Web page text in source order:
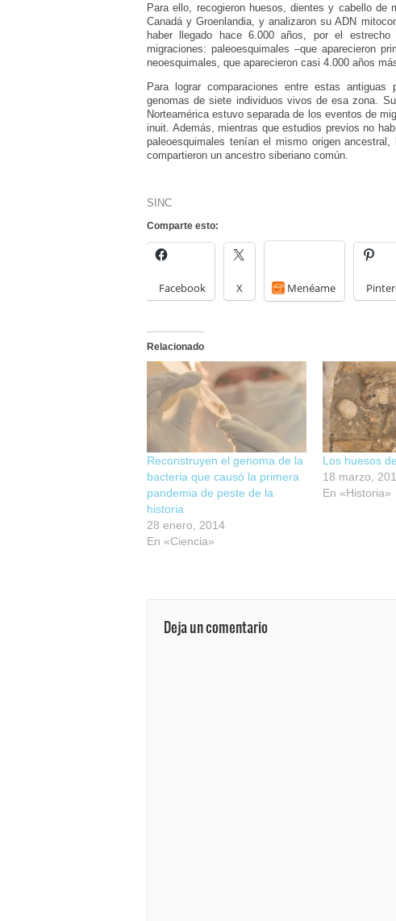
Para ello, recogieron huesos, dientes y cabello de
Canadá y Groenlandia, y analizaron su ADN
haber llegado hace 6.000 años, por el
migraciones: paleoesquimales –que aparecieron
neoesquimales, que aparecieron casi 4.000 años
Para lograr comparaciones entre estas
genomas de siete individuos vivos de esa zona.
Norteamérica estuvo separada de los eventos de
inuit. Además, mientras que estudios previos no
paleoesquimales tenían el mismo origen
compartieron un ancestro siberiano común.
SINC
Comparte esto:
Facebook X Menéame
Relacionado
Reconstruyen el genoma de la
bacteria que causó la primera
pandemia de peste de la
historia
28 enero, 2014
En «Ciencia»
Los huesos
18 marzo,
En «Historia»
Deja un comentario